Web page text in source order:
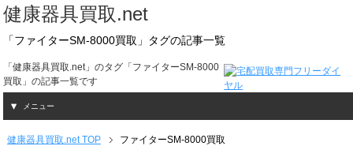
健康器具買取.net
「ファイターSM-8000買取」タグの記事一覧
「健康器具買取.net」のタグ「ファイターSM-8000
買取」の記事一覧です
メニュー
健康器具買取.net TOP ファイターSM-8000買取